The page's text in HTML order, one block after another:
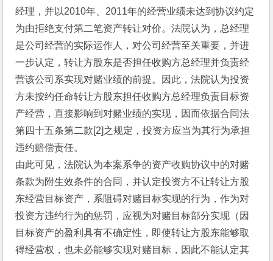
经理，并以2010年、2011年的经营业绩未达到协议约定
为由拒绝支付第二笔资产转让对价。法院认为，总经理
是公司经营的实际运作人，对公司经营至关重要，并进
一步认定，转让方股东是否担任收购方总经理并负责经
营该公司系实现对赌业绩的前提。因此，法院认为投资
方未按约任命转让方股东担任收购方总经理负责目标资
产经营，直接影响到对赌业绩的实现，因而依据合同法
第四十五条第二款[2]之规定，投资方应当为其行为承担
违约赔偿责任。
由此可见，法院认为本案系争的资产收购协议中的对赌
条款为附生效条件的合同，并认定投资方不让转让方股
东经营目标资产，系阻碍对赌目标实现的行为，作为对
投资方违约行为的惩罚，应视为对赌目标部分实现（因
目标资产的盈利具有不确定性，即使转让方股东能够取
得经营权，也未必能够实现对赌目标，因此不能认定其